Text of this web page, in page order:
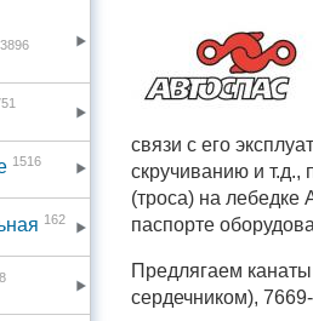
3896
1516
162
связи с его
скручиванию и т.д.,
(троса) на лебедке
паспорте
Предлягаем
сердечником),